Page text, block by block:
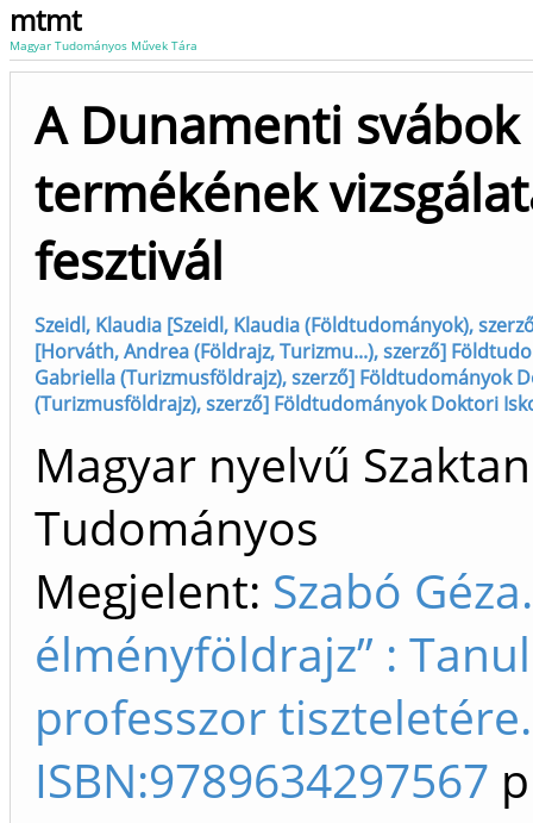
mtmt
Magyar Tudományos Művek Tára
A Dunamenti
termékének
fesztivál
Szeidl, Klaudia [Szeidl, Klaudia (Földtudományok),
[Horváth, Andrea (Földrajz, Turizmu...), szerző]
Gabriella (Turizmusföldrajz), szerző] Földtudományok
(Turizmusföldrajz), szerző] Földtudományok Doktori
Magyar nyelvű
Tudományos
Megjelent: Szabó
élményföldrajz” :
professzor
ISBN:9789634297567